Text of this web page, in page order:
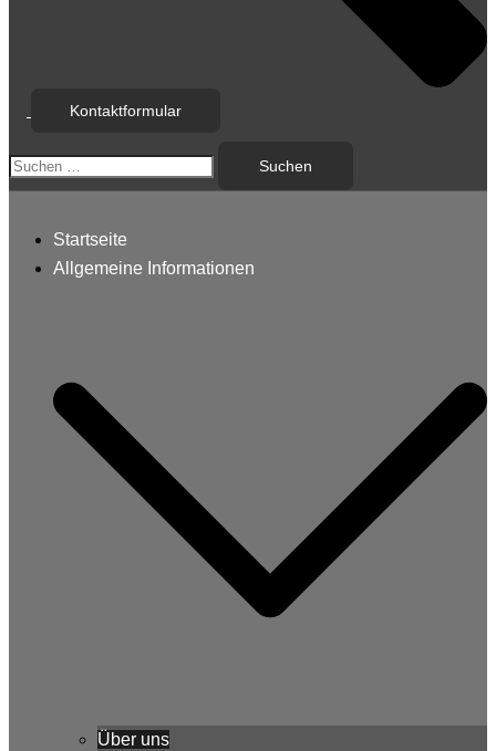
Kontaktformular
Suchen
nach:
Startseite
Allgemeine Informationen
Über uns